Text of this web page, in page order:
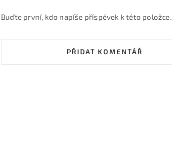
Buďte první, kdo napíše příspěvek k této položce.
PŘIDAT KOMENTÁŘ